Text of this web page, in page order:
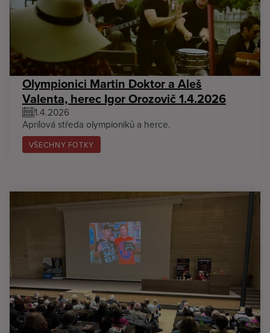
Olympionici Martin Doktor a Aleš
Valenta, herec Igor Orozovič 1.4.2026
1.4.2026
Aprílová středa olympioniků a herce.
VŠECHNY FOTKY